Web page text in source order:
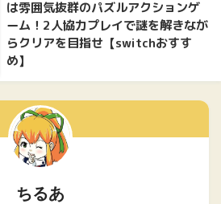
は雰囲気抜群のパズルアクションゲ
ーム！2人協力プレイで謎を解きなが
らクリアを目指せ【switchおすす
め】
ちるあ